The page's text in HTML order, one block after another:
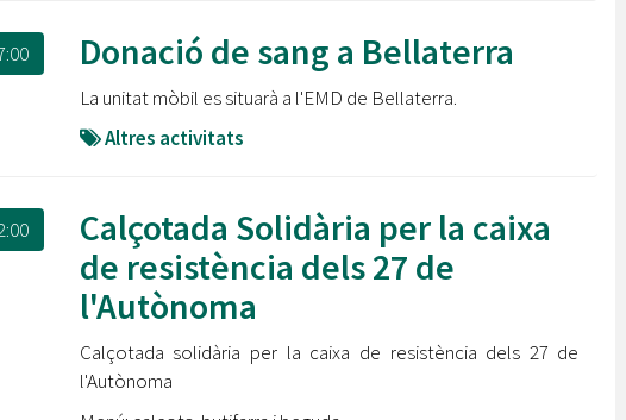
Donació de sang a Bellaterra
La unitat mòbil es situarà a l'EMD de Bellaterra.
Altres activitats
Calçotada Solidària per la caixa
de resistència dels 27 de
l'Autònoma
Calçotada solidària per la caixa de resistència dels 27 de
l'Autònoma